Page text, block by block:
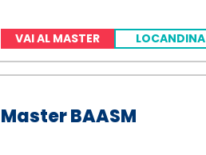
VAI AL MASTER LOCANDINA
Master BAASM